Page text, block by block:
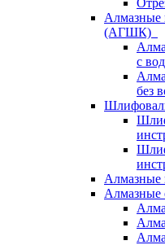
Алмазные
(АГШК)
с
без
Алмазные
Алмазные